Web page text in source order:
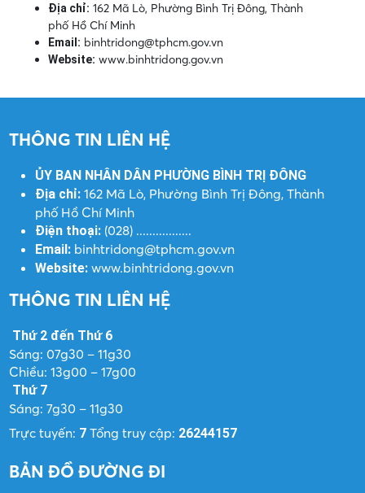
Địa chỉ: 162 Mã Lò, Phường Bình Trị Đông, Thành
phố Hồ Chí Minh
Email: binhtridong@tphcm.gov.vn
Website: www.binhtridong.gov.vn
THÔNG TIN LIÊN HỆ
ỦY BAN NHÂN DÂN PHƯỜNG BÌNH TRỊ ĐÔNG
Địa chỉ: 162 Mã Lò, Phường Bình Trị Đông, Thành
phố Hồ Chí Minh
Điện thoại: (028) .................
Email: binhtridong@tphcm.gov.vn
Website: www.binhtridong.gov.vn
THÔNG TIN LIÊN HỆ
Thứ 2 đến Thứ 6
Sáng: 07g30 – 11g30
Chiều: 13g00 – 17g00
Thứ 7
Sáng: 7g30 – 11g30
Trực tuyến: 7 Tổng truy cập: 26244157
BẢN ĐỒ ĐƯỜNG ĐI